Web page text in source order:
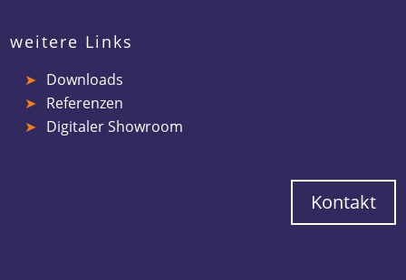
weitere Links
Downloads
Referenzen
Digitaler Showroom
Kontakt